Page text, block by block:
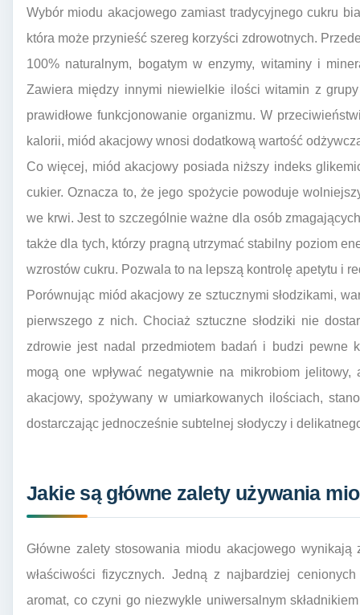
Wybór miodu akacjowego zamiast tradycyjnego cukru
która może przynieść szereg korzyści zdrowotnych.
100% naturalnym, bogatym w enzymy, witaminy i
Zawiera między innymi niewielkie ilości witamin z
prawidłowe funkcjonowanie organizmu. W
kalorii, miód akacjowy wnosi dodatkową wartość
Co więcej, miód akacjowy posiada niższy indeks
cukier. Oznacza to, że jego spożycie powoduje
we krwi. Jest to szczególnie ważne dla osób
także dla tych, którzy pragną utrzymać stabilny poziom
wzrostów cukru. Pozwala to na lepszą kontrolę apetytu i
Porównując miód akacjowy ze sztucznymi słodzikami,
pierwszego z nich. Chociaż sztuczne słodziki nie
zdrowie jest nadal przedmiotem badań i budzi pewne
mogą one wpływać negatywnie na mikrobiom
akacjowy, spożywany w umiarkowanych ilościach,
dostarczając jednocześnie subtelnej słodyczy i
Jakie są główne zalety używania
Główne zalety stosowania miodu akacjowego
właściwości fizycznych. Jedną z najbardziej
aromat, co czyni go niezwykle uniwersalnym